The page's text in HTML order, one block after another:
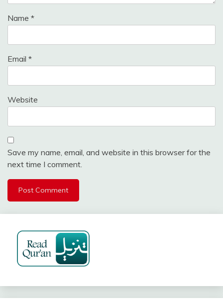
Name *
Email *
Website
Save my name, email, and website in this browser for the
next time I comment.